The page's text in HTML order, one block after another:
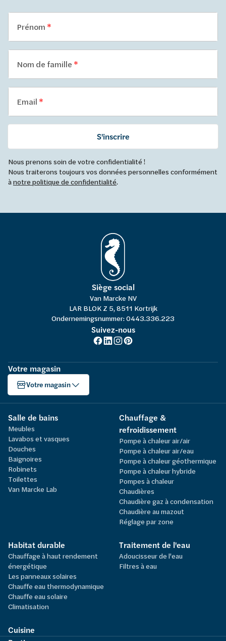
Prénom
Nom de famille
Email
S'inscrire
Nous prenons soin de votre confidentialité !
Nous traiterons toujours vos données personnelles conformément
ànotre politique de confidentialité.
Siège social
Van Marcke NV
LAR BLOK Z 5, 8511 Kortrijk
Ondernemingsnummer: 0443.336.223
Suivez-nous
Votre magasin
Votre magasin
Salle de bains
Meubles
Lavabos et vasques
Douches
Baignoires
Robinets
Toilettes
Van Marcke Lab
Chauffage &
refroidissement
Pompe à chaleur air/air
Pompe à chaleur air/eau
Pompe à chaleur géothermique
Pompe à chaleur hybride
Pompes à chaleur
Chaudières
Chaudière gaz à condensation
Chaudière au mazout
Réglage par zone
Habitat durable
Chauffage à haut rendement
énergétique
Les panneaux solaires
Chauffe eau thermodynamique
Chauffe eau solaire
Climatisation
Traitement de l'eau
Adoucisseur de l'eau
Filtres à eau
Cuisine